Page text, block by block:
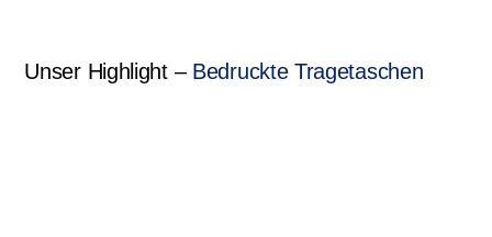
Unser Highlight – Bedruckte Tragetaschen